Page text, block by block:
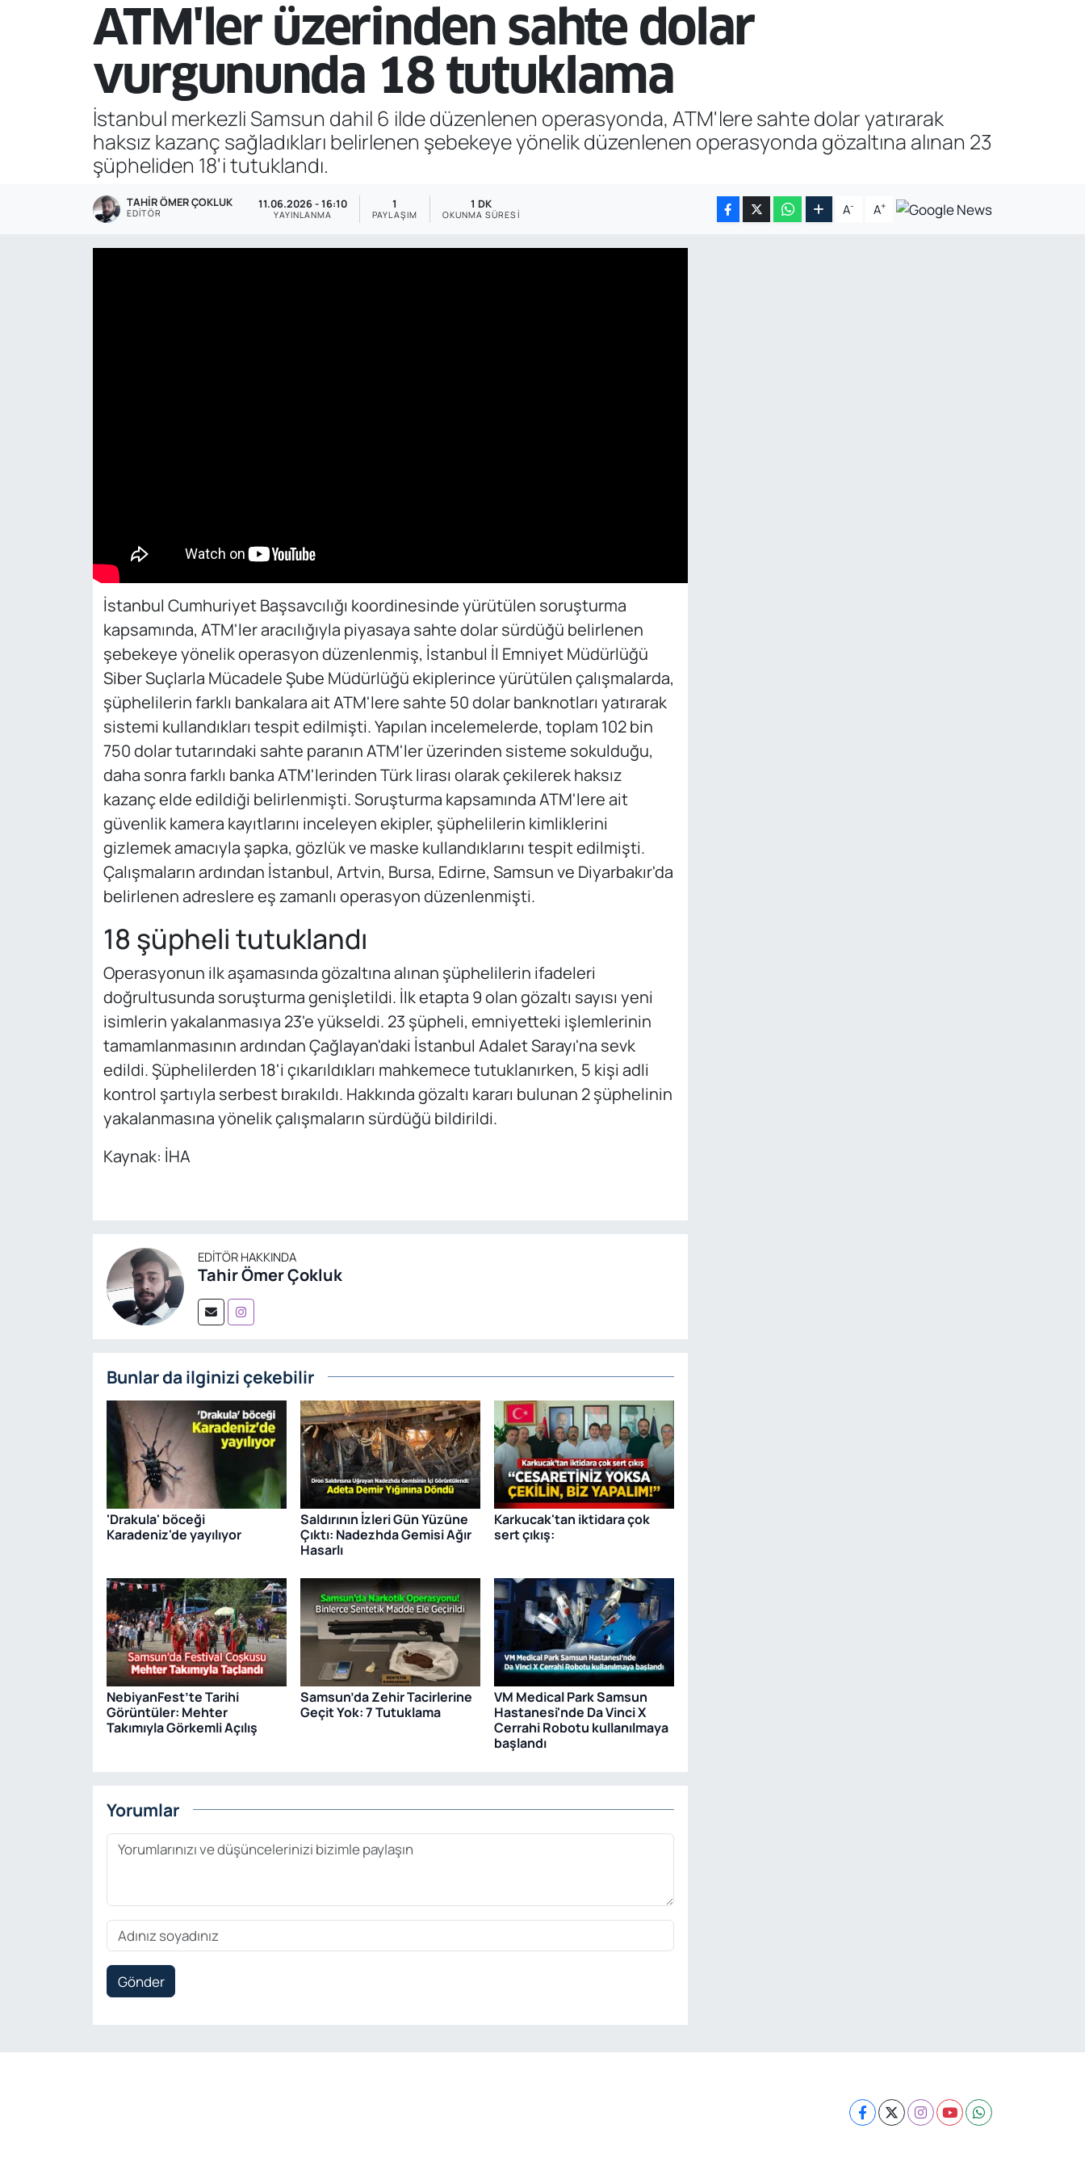
ATM'ler üzerinden sahte dolar
vurgununda 18 tutuklama
İstanbul merkezli Samsun dahil 6 ilde düzenlenen operasyonda, ATM'lere sahte dolar yatırarak
haksız kazanç sağladıkları belirlenen şebekeye yönelik düzenlenen operasyonda gözaltına alınan 23
şüpheliden 18'i tutuklandı.
TAHIR ÖMER ÇOKLUK
EDITÖR
11.06.2026 - 16:10
YAYINLANMA
1
PAYLAŞIM
1 DK
OKUNMA SÜRESI A- A+
İstanbul Cumhuriyet Başsavcılığı koordinesinde yürütülen soruşturma
kapsamında, ATM'ler aracılığıyla piyasaya sahte dolar sürdüğü belirlenen
şebekeye yönelik operasyon düzenlenmiş, İstanbul İl Emniyet Müdürlüğü
Siber Suçlarla Mücadele Şube Müdürlüğü ekiplerince yürütülen çalışmalarda,
şüphelilerin farklı bankalara ait ATM'lere sahte 50 dolar banknotları yatırarak
sistemi kullandıkları tespit edilmişti. Yapılan incelemelerde, toplam 102 bin
750 dolar tutarındaki sahte paranın ATM'ler üzerinden sisteme sokulduğu,
daha sonra farklı banka ATM'lerinden Türk lirası olarak çekilerek haksız
kazanç elde edildiği belirlenmişti. Soruşturma kapsamında ATM'lere ait
güvenlik kamera kayıtlarını inceleyen ekipler, şüphelilerin kimliklerini
gizlemek amacıyla şapka, gözlük ve maske kullandıklarını tespit edilmişti.
Çalışmaların ardından İstanbul, Artvin, Bursa, Edirne, Samsun ve Diyarbakır'da
belirlenen adreslere eş zamanlı operasyon düzenlenmişti.
18 şüpheli tutuklandı
Operasyonun ilk aşamasında gözaltına alınan şüphelilerin ifadeleri
doğrultusunda soruşturma genişletildi. İlk etapta 9 olan gözaltı sayısı yeni
isimlerin yakalanmasıya 23'e yükseldi. 23 şüpheli, emniyetteki işlemlerinin
tamamlanmasının ardından Çağlayan'daki İstanbul Adalet Sarayı'na sevk
edildi. Şüphelilerden 18'i çıkarıldıkları mahkemece tutuklanırken, 5 kişi adli
kontrol şartıyla serbest bırakıldı. Hakkında gözaltı kararı bulunan 2 şüphelinin
yakalanmasına yönelik çalışmaların sürdüğü bildirildi.
Kaynak: İHA
EDITÖR HAKKINDA
Tahir Ömer Çokluk
Bunlar da ilginizi çekebilir
'Drakula' böceği
Karadeniz'de yayılıyor
Saldırının İzleri Gün Yüzüne
Çıktı: Nadezhda Gemisi Ağır
Hasarlı
Karkucak'tan iktidara çok
sert çıkış:
NebiyanFest’te Tarihi
Görüntüler: Mehter
Takımıyla Görkemli Açılış
Samsun’da Zehir Tacirlerine
Geçit Yok: 7 Tutuklama
VM Medical Park Samsun
Hastanesi'nde Da Vinci X
Cerrahi Robotu kullanılmaya
başlandı
Yorumlar
Gönder
Gündem
Özel Haber
POLİTİKA